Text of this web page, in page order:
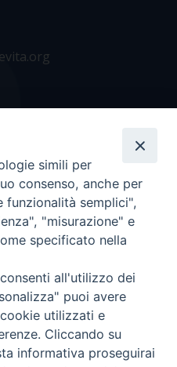
- C.F96600690588- Tutti i
simili per
consenso, anche per
funzionalità semplici",
"misurazione" e
specificato nella
all'utilizzo dei
puoi avere
utilizzati e
Cliccando su
informativa proseguirai